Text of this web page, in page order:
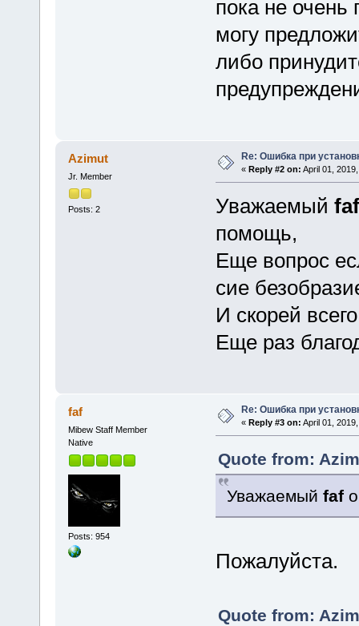
пока не
могу
либо
Azimut
Jr. Member
Posts: 2
Re: Ошибка при
« Reply #2 on: April 01,
Уважаемый faf
помощь,
Еще вопрос
сие
И скорей
Еще раз
faf
Mibew Staff Member
Native
Posts: 954
Re: Ошибка при
« Reply #3 on: April 01,
Quote from:
Уважаемый faf
Пожалуйста.
Quote from: